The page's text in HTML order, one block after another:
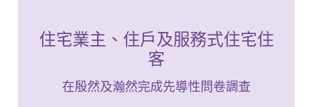
住宅業主、住戶及服務式住宅住
客
在殷然及瀚然完成先導性問卷調查